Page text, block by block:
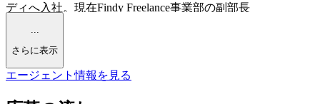
ディへ入社。現在Findy Freelance事業部の副部長
さらに表示
エージェント情報を見る